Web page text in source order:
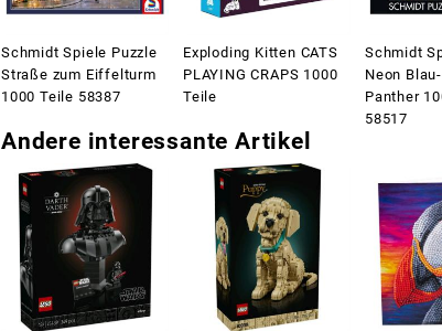
Schmidt Spiele Puzzle
Straße zum Eiffelturm
1000 Teile 58387
Exploding Kitten CATS
PLAYING CRAPS 1000
Teile
Schmidt
Neon
Panther
58517
Andere interessante Artikel